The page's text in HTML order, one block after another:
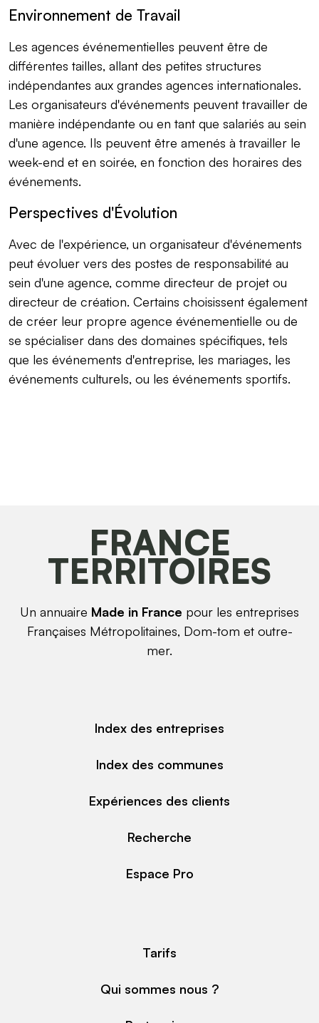
Environnement de Travail
Les agences événementielles peuvent être de
différentes tailles, allant des petites structures
indépendantes aux grandes agences internationales.
Les organisateurs d'événements peuvent travailler de
manière indépendante ou en tant que salariés au sein
d'une agence. Ils peuvent être amenés à travailler le
week-end et en soirée, en fonction des horaires des
événements.
Perspectives d'Évolution
Avec de l'expérience, un organisateur d'événements
peut évoluer vers des postes de responsabilité au
sein d'une agence, comme directeur de projet ou
directeur de création. Certains choisissent également
de créer leur propre agence événementielle ou de
se spécialiser dans des domaines spécifiques, tels
que les événements d'entreprise, les mariages, les
événements culturels, ou les événements sportifs.
FRANCE
TERRITOIRES
Un annuaire Made in France pour les entreprises
Françaises Métropolitaines, Dom-tom et outre-
mer.
Index des entreprises
Index des communes
Expériences des clients
Recherche
Espace Pro
Tarifs
Qui sommes nous ?